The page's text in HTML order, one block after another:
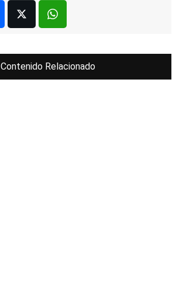
Contenido Relacionado